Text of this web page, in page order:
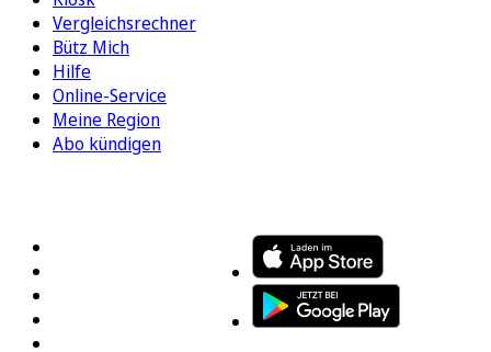
Vergleichsrechner
Bütz Mich
Hilfe
Online-Service
Meine Region
Abo kündigen